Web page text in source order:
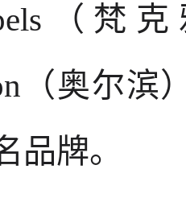
（梵
（奥尔滨
品牌。